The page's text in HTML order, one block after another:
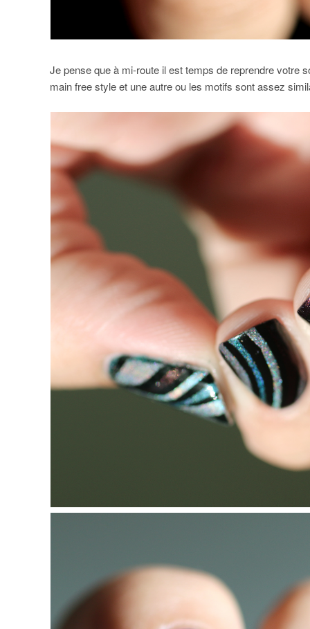
Je pense que à mi-route il est temps de reprendre votre
main free style et une autre ou les motifs sont assez